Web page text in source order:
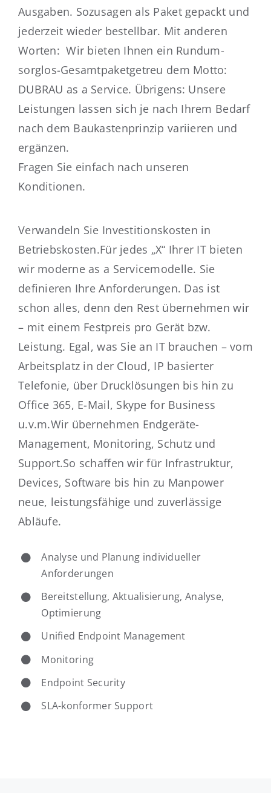
Ausgaben. Sozusagen als Paket gepackt und
jederzeit wieder bestellbar. Mit anderen
Worten: Wir bieten Ihnen ein Rundum-
sorglos-Gesamtpaketgetreu dem Motto:
DUBRAU as a Service. Übrigens: Unsere
Leistungen lassen sich je nach Ihrem Bedarf
nach dem Baukastenprinzip variieren und
ergänzen.
Fragen Sie einfach nach unseren
Konditionen.
Verwandeln Sie Investitionskosten in
Betriebskosten.Für jedes „X“ Ihrer IT bieten
wir moderne as a Servicemodelle. Sie
definieren Ihre Anforderungen. Das ist
schon alles, denn den Rest übernehmen wir
– mit einem Festpreis pro Gerät bzw.
Leistung. Egal, was Sie an IT brauchen – vom
Arbeitsplatz in der Cloud, IP basierter
Telefonie, über Drucklösungen bis hin zu
Office 365, E-Mail, Skype for Business
u.v.m.Wir übernehmen Endgeräte-
Management, Monitoring, Schutz und
Support.So schaffen wir für Infrastruktur,
Devices, Software bis hin zu Manpower
neue, leistungsfähige und zuverlässige
Abläufe.
Analyse und Planung individueller
Anforderungen
Bereitstellung, Aktualisierung, Analyse,
Optimierung
Unified Endpoint Management
Monitoring
Endpoint Security
SLA-konformer Support